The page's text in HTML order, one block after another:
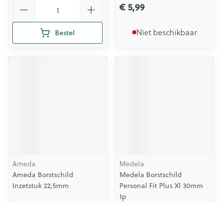
Bestel
€ 5,99
Niet beschikbaar
Ameda
Ameda Borstschild
Inzetstuk 22,5mm
Medela
Medela Borstschild
Personal Fit Plus Xl 30mm
1p